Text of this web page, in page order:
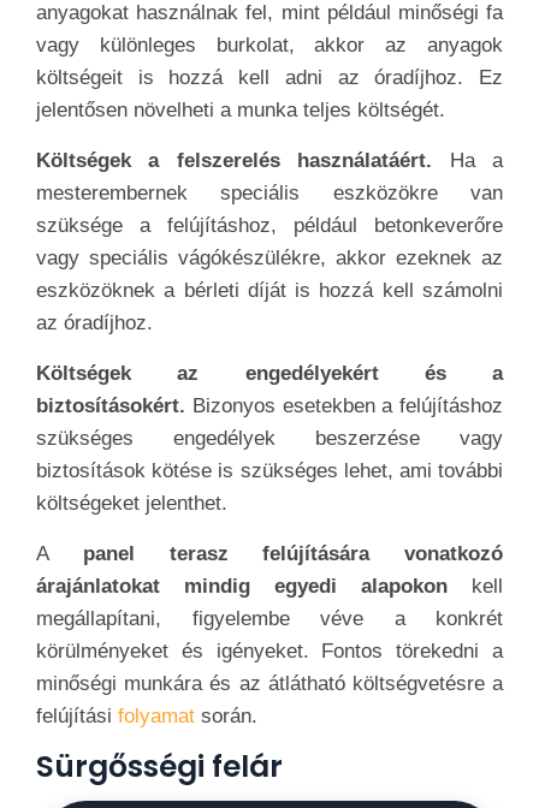
anyagokat használnak fel, mint például minőségi fa
vagy különleges burkolat, akkor az anyagok
költségeit is hozzá kell adni az óradíjhoz. Ez
jelentősen növelheti a munka teljes költségét.
Költségek a felszerelés használatáért. Ha a
mesterembernek speciális eszközökre van
szüksége a felújításhoz, például betonkeverőre
vagy speciális vágókészülékre, akkor ezeknek az
eszközöknek a bérleti díját is hozzá kell számolni
az óradíjhoz.
Költségek az engedélyekért és a
biztosításokért. Bizonyos esetekben a felújításhoz
szükséges engedélyek beszerzése vagy
biztosítások kötése is szükséges lehet, ami további
költségeket jelenthet.
A panel terasz felújítására vonatkozó
árajánlatokat mindig egyedi alapokon kell
megállapítani, figyelembe véve a konkrét
körülményeket és igényeket. Fontos törekedni a
minőségi munkára és az átlátható költségvetésre a
felújítási folyamat során.
Sürgősségi felár